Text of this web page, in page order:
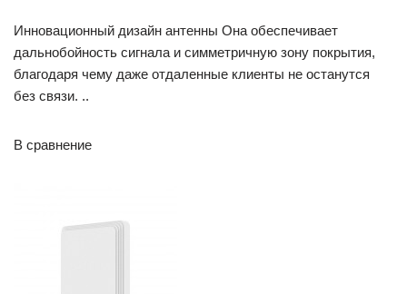
Инновационный дизайн антенны Она обеспечивает
дальнобойность сигнала и симметричную зону покрытия,
благодаря чему даже отдаленные клиенты не останутся
без связи. ..
В сравнение